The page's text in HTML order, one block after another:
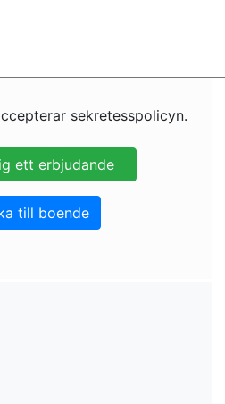
sekretesspolicyn.
till boende